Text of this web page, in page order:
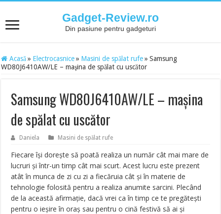
Gadget-Review.ro
Din pasiune pentru gadgeturi
Acasă » Electrocasnice » Masini de spălat rufe » Samsung
WD80J6410AW/LE – maşina de spălat cu uscător
Samsung WD80J6410AW/LE – maşina
de spălat cu uscător
Daniela Masini de spălat rufe
Fiecare îşi doreşte să poată realiza un număr cât mai mare de
lucruri şi într-un timp cât mai scurt. Acest lucru este prezent
atât în munca de zi cu zi a fiecăruia cât şi în materie de
tehnologie folosită pentru a realiza anumite sarcini. Plecând
de la această afirmaţie, dacă vrei ca în timp ce te pregăteşti
pentru o ieşire în oraş sau pentru o cină festivă să ai şi